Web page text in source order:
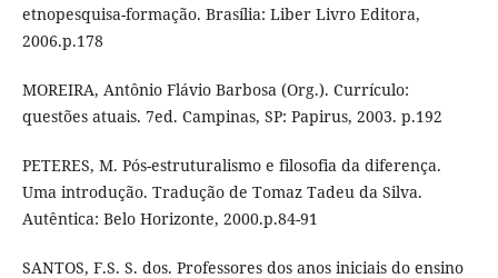
etnopesquisa-formação. Brasília: Liber Livro Editora,
2006.p.178
MOREIRA, Antônio Flávio Barbosa (Org.). Currículo:
questões atuais. 7ed. Campinas, SP: Papirus, 2003. p.192
PETERES, M. Pós-estruturalismo e filosofia da diferença.
Uma introdução. Tradução de Tomaz Tadeu da Silva.
Autêntica: Belo Horizonte, 2000.p.84-91
SANTOS, F.S. S. dos. Professores dos anos iniciais do ensino